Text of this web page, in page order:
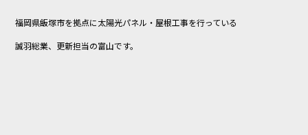
e
b
o
福岡県飯塚市を拠点に太陽光パネル・屋根工事を行っている
誠羽総業、更新担当の富山です。